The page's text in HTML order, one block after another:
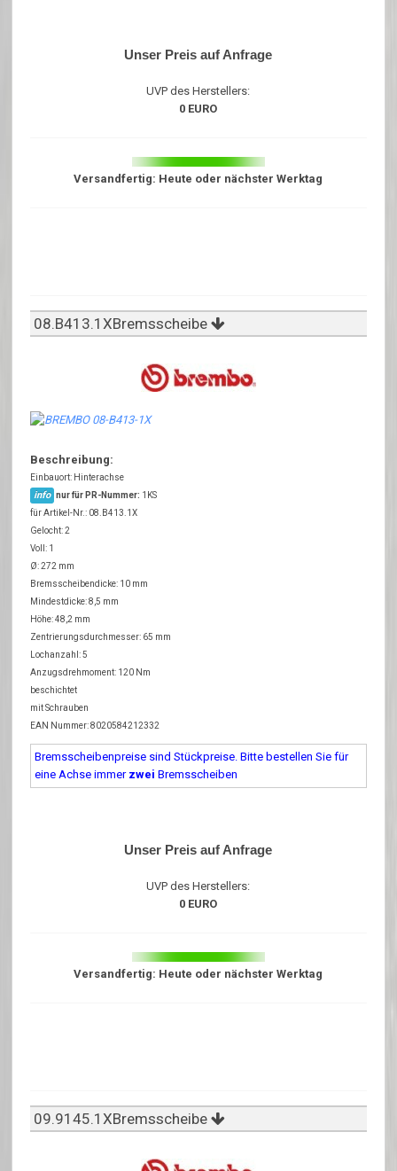
Unser Preis auf Anfrage
UVP des Herstellers:
0 EURO
Versandfertig: Heute oder nächster Werktag
08.B413.1XBremsscheibe
Beschreibung:
Einbauort: Hinterachse
info nur für PR-Nummer: 1KS
für Artikel-Nr.: 08.B413.1X
Gelocht: 2
Voll: 1
Ø: 272 mm
Bremsscheibendicke: 10 mm
Mindestdicke: 8,5 mm
Höhe: 48,2 mm
Zentrierungsdurchmesser: 65 mm
Lochanzahl: 5
Anzugsdrehmoment: 120 Nm
beschichtet
mit Schrauben
EAN Nummer: 8020584212332
Bremsscheibenpreise sind Stückpreise. Bitte bestellen Sie für
eine Achse immer zwei Bremsscheiben
Unser Preis auf Anfrage
UVP des Herstellers:
0 EURO
Versandfertig: Heute oder nächster Werktag
09.9145.1XBremsscheibe